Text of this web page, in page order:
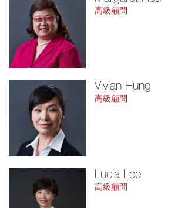
高級顧問
Vivian Hung
高級顧問
Lucia Lee
高級顧問